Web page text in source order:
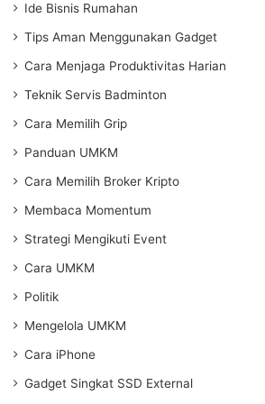
Ide Bisnis Rumahan
Tips Aman Menggunakan Gadget
Cara Menjaga Produktivitas Harian
Teknik Servis Badminton
Cara Memilih Grip
Panduan UMKM
Cara Memilih Broker Kripto
Membaca Momentum
Strategi Mengikuti Event
Cara UMKM
Politik
Mengelola UMKM
Cara iPhone
Gadget Singkat SSD External